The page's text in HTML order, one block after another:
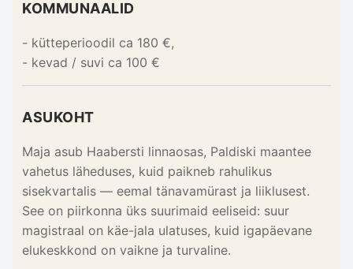
KOMMUNAALID
- kütteperioodil ca 180 €,
- kevad / suvi ca 100 €
ASUKOHT
Maja asub Haabersti linnaosas, Paldiski maantee
vahetus läheduses, kuid paikneb rahulikus
sisekvartalis — eemal tänavamürast ja liiklusest.
See on piirkonna üks suurimaid eeliseid: suur
magistraal on käe-jala ulatuses, kuid igapäevane
elukeskkond on vaikne ja turvaline.